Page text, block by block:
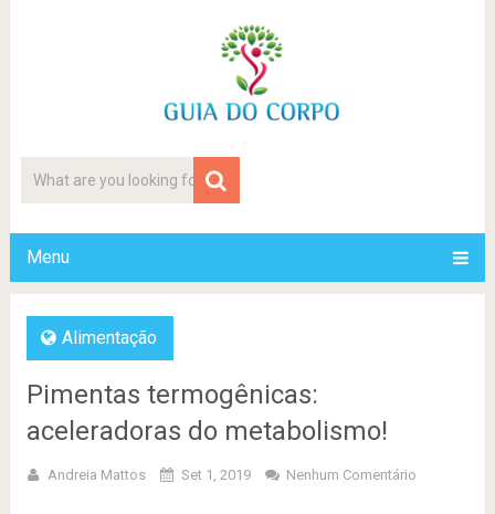
Menu
Alimentação
Pimentas termogênicas:
aceleradoras do metabolismo!
Andreia Mattos Set 1, 2019 Nenhum Comentário